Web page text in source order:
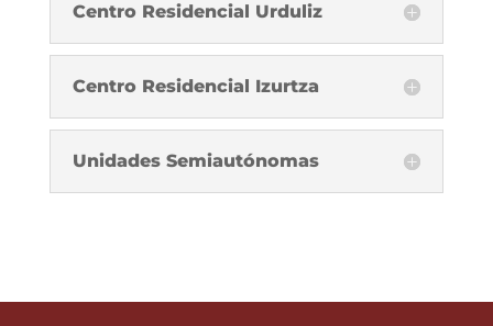
Centro Residencial Urduliz
Centro Residencial Izurtza
Unidades Semiautónomas